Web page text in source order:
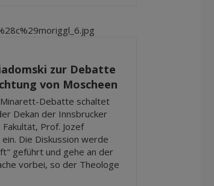
zur Debatte
von Moscheen
Debatte schaltet
Dekan der Innsbrucker
Prof. Jozef
Die Diskussion werde
geführt und gehe an der
vorbei, so der Theologe